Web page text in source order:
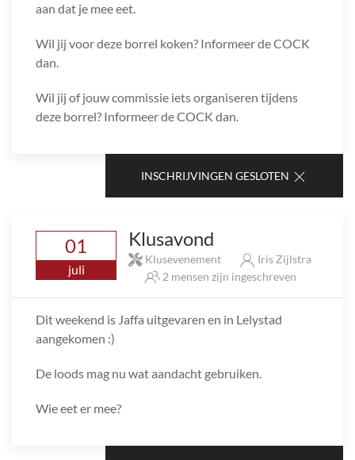
aan dat je mee eet.
Wil jij voor deze borrel koken? Informeer de COCK
dan.
Wil jij of jouw commissie iets organiseren tijdens
deze borrel? Informeer de COCK dan.
INSCHRIJVINGEN GESLOTEN
01
juli
Klusavond
Klusevenement
Iris Zijlstra
2 mensen zijn ingeschreven
Dit weekend is Jaffa uitgevaren en in Lelystad
aangekomen :)
De loods mag nu wat aandacht gebruiken.
Wie eet er mee?